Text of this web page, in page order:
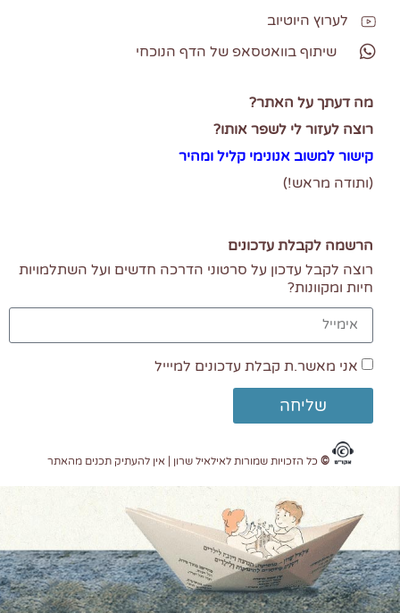
לערוץ היוטיוב
שיתוף בוואטסאפ של הדף הנוכחי
מה דעתך על האתר?
רוצה לעזור לי לשפר אותו?
קישור למשוב אנונימי קליל ומהיר
(ותודה מראש!)
הרשמה לקבלת עדכונים
רוצה לקבל עדכון על סרטוני הדרכה חדשים ועל השתלמויות
חיות ומקוונות?
אני מאשר.ת קבלת עדכונים למיייל
שליחה
© כל הזכויות שמורות לאילאיל שרון | אין להעתיק תכנים מהאתר